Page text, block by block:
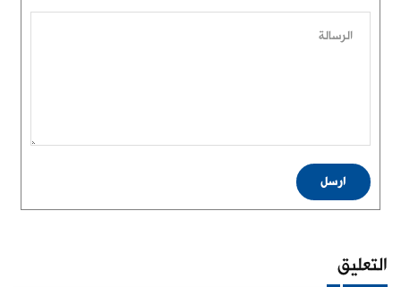
الرسالة
ارسل
التعليق